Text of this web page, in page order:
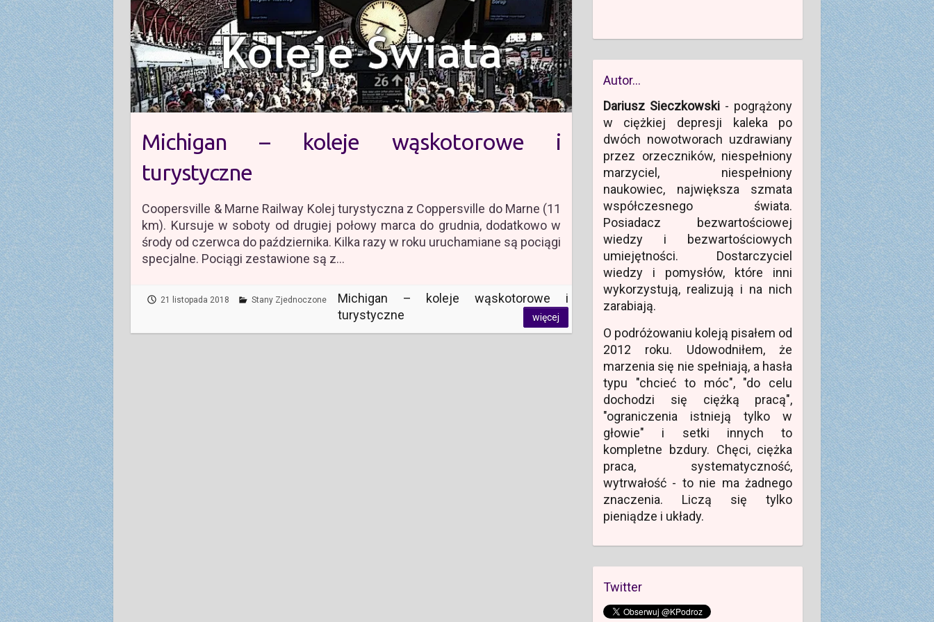
Michigan – koleje wąskotorowe i
turystyczne
Coopersville & Marne Railway Kolej turystyczna z Coppersville do Marne (11
km). Kursuje w soboty od drugiej połowy marca do grudnia, dodatkowo w
środy od czerwca do października. Kilka razy w roku uruchamiane są pociągi
specjalne. Pociągi zestawione są z…
21 listopada 2018 Stany Zjednoczone
Michigan – koleje wąskotorowe i
turystyczne
więcej
Autor…
Dariusz Sieczkowski - pogrążony
w ciężkiej depresji kaleka po
dwóch nowotworach uzdrawiany
przez orzeczników, niespełniony
marzyciel, niespełniony
naukowiec, największa szmata
współczesnego świata.
Posiadacz bezwartościowej
wiedzy i bezwartościowych
umiejętności. Dostarczyciel
wiedzy i pomysłów, które inni
wykorzystują, realizują i na nich
zarabiają.
O podróżowaniu koleją pisałem od
2012 roku. Udowodniłem, że
marzenia się nie spełniają, a hasła
typu "chcieć to móc", "do celu
dochodzi się ciężką pracą",
"ograniczenia istnieją tylko w
głowie" i setki innych to
kompletne bzdury. Chęci, ciężka
praca, systematyczność,
wytrwałość - to nie ma żadnego
znaczenia. Liczą się tylko
pieniądze i układy.
Twitter